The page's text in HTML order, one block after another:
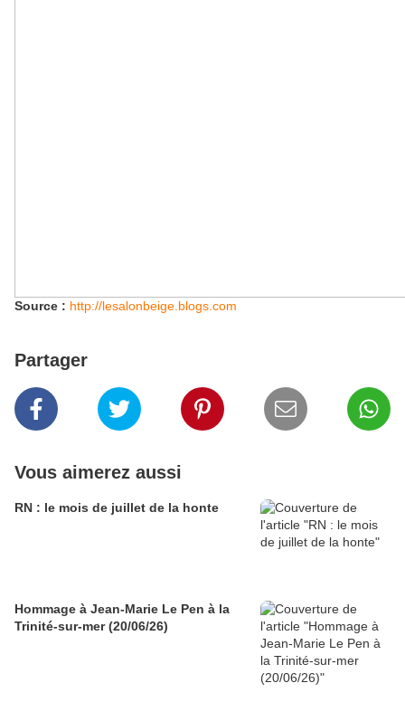
Source : http://lesalonbeige.blogs.com
Partager
Vous aimerez aussi
RN : le mois de juillet de la honte
Hommage à Jean-Marie Le Pen à la
Trinité-sur-mer (20/06/26)